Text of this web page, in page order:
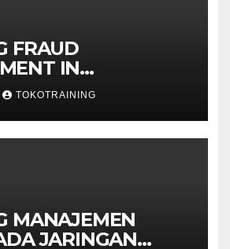
FRAUD
IN
TOKOTRAINING
MANAJEMEN
JARINGAN